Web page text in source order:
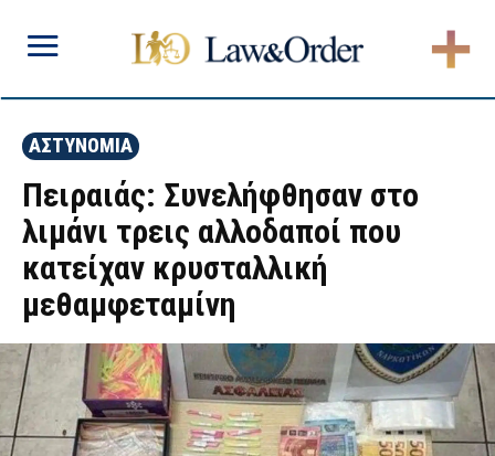
ΑΣΤΥΝΟΜΙΑ
Πειραιάς: Συνελήφθησαν στο
λιμάνι τρεις αλλοδαποί που
κατείχαν κρυσταλλική
μεθαμφεταμίνη